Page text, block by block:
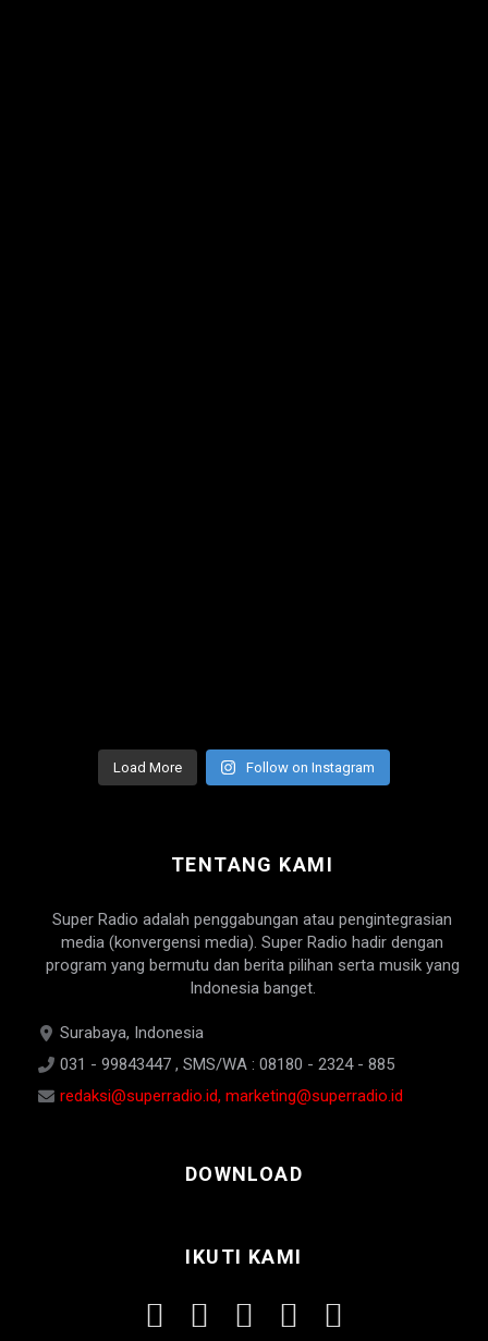
Load More Follow on Instagram
TENTANG KAMI
Super Radio adalah penggabungan atau pengintegrasian
media (konvergensi media). Super Radio hadir dengan
program yang bermutu dan berita pilihan serta musik yang
Indonesia banget.
Surabaya, Indonesia
031 - 99843447 , SMS/WA : 08180 - 2324 - 885
redaksi@superradio.id, marketing@superradio.id
DOWNLOAD
IKUTI KAMI